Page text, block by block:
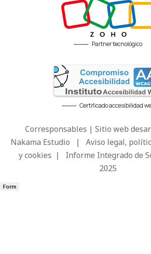
Partner tecnológico
Certificado accesibilidad
Corresponsables | Sitio web
Nakama Estudio | Aviso legal,
y cookies | Informe Integrado de
2025
Form